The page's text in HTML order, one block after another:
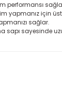
performansı
yapmanız için
sağlar.
sayesinde